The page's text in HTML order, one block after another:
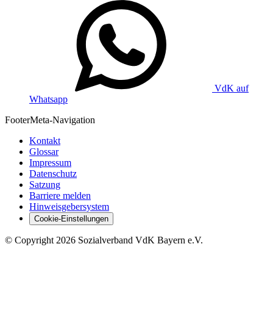
VdK auf
Whatsapp
FooterMeta-Navigation
Kontakt
Glossar
Impressum
Datenschutz
Satzung
Barriere melden
Hinweisgebersystem
Cookie-Einstellungen
© Copyright 2026 Sozialverband VdK Bayern e.V.